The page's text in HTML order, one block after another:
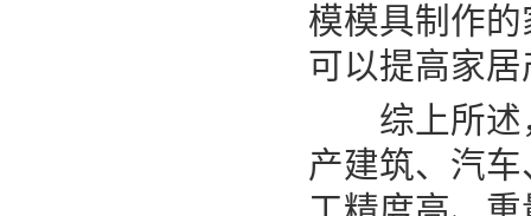
模模具制作
可以提高家
综上所述，
产建筑、汽